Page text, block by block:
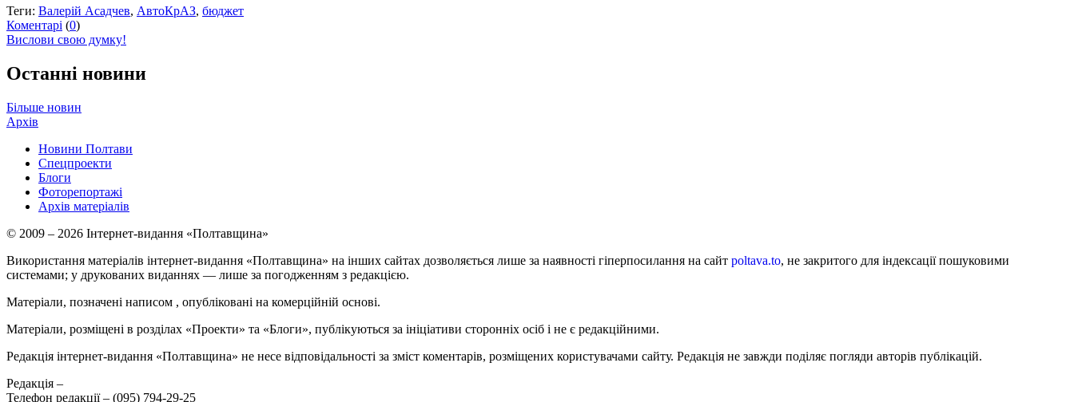
Теги: Валерій Асадчев, АвтоКрАЗ, бюджет
Коментарі (0)
Вислови свою думку!
Останні новини
Більше новин
Архів
Новини Полтави
Спецпроекти
Блоги
Фоторепортажі
Архів матеріалів
© 2009 – 2026 Інтернет-видання «Полтавщина»
Використання матеріалів інтернет-видання «Полтавщина» на інших сайтах дозволяється лише за наявності гіперпосилання на сайт poltava.to, не закритого для індексації пошуковими
системами; у друкованих виданнях — лише за погодженням з редакцією.
Матеріали, позначені написом , опубліковані на комерційній основі.
Матеріали, розміщені в розділах «Проекти» та «Блоги», публікуються за ініціативи сторонніх осіб і не є редакційними.
Редакція інтернет-видання «Полтавщина» не несе відповідальності за зміст коментарів, розміщених користувачами сайту. Редакція не завжди поділяє погляди авторів публікацій.
Редакція –
Телефон редакції – (095) 794-29-25